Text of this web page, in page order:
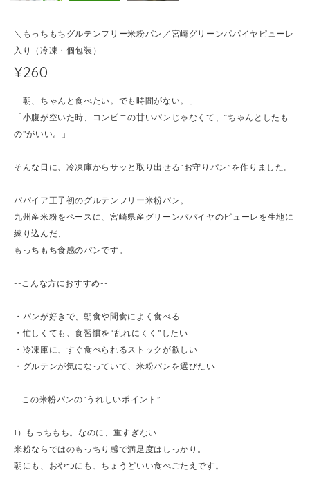
＼もっちもちグルテンフリー米粉パン／宮崎グリーンパパイヤピューレ
入り（冷凍・個包装）
¥260
「朝、ちゃんと食べたい。でも時間がない。」
「小腹が空いた時、コンビニの甘いパンじゃなくて、“ちゃんとしたも
の”がいい。」
そんな日に、冷凍庫からサッと取り出せる“お守りパン”を作りました。
パパイア王子初のグルテンフリー米粉パン。
九州産米粉をベースに、宮崎県産グリーンパパイヤのピューレを生地に
練り込んだ、
もっちもち食感のパンです。
--こんな方におすすめ--
・パンが好きで、朝食や間食によく食べる
・忙しくても、食習慣を“乱れにくく”したい
・冷凍庫に、すぐ食べられるストックが欲しい
・グルテンが気になっていて、米粉パンを選びたい
--この米粉パンの“うれしいポイント”--
1）もっちもち。なのに、重すぎない
米粉ならではのもっちり感で満足度はしっかり。
朝にも、おやつにも、ちょうどいい食べごたえです。